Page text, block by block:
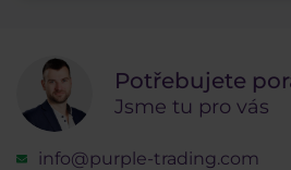
Potřebujete
Jsme tu pro vás
info@purple-trading.com